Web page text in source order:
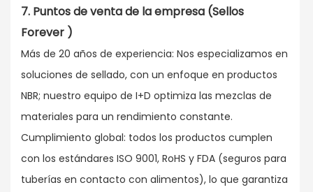
7. Puntos de venta de la empresa (Sellos
Forever )
Más de 20 años de experiencia: Nos especializamos en
soluciones de sellado, con un enfoque en productos
NBR; nuestro equipo de I+D optimiza las mezclas de
materiales para un rendimiento constante.
Cumplimiento global: todos los productos cumplen
con los estándares ISO 9001, RoHS y FDA (seguros para
tuberías en contacto con alimentos), lo que garantiza